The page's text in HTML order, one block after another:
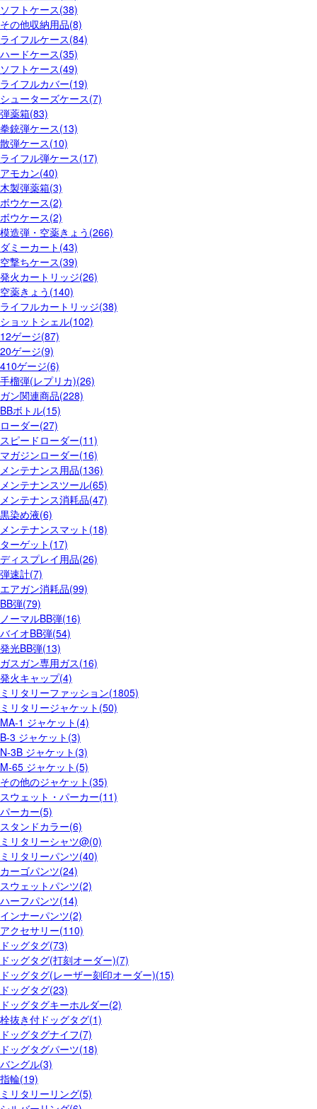
ソフトケース(38)
その他収納用品(8)
ライフルケース(84)
ハードケース(35)
ソフトケース(49)
ライフルカバー(19)
シューターズケース(7)
弾薬箱(83)
拳銃弾ケース(13)
散弾ケース(10)
ライフル弾ケース(17)
アモカン(40)
木製弾薬箱(3)
ボウケース(2)
ボウケース(2)
模造弾・空薬きょう(266)
ダミーカート(43)
空撃ちケース(39)
発火カートリッジ(26)
空薬きょう(140)
ライフルカートリッジ(38)
ショットシェル(102)
12ゲージ(87)
20ゲージ(9)
410ゲージ(6)
手榴弾(レプリカ)(26)
ガン関連商品(228)
BBボトル(15)
ローダー(27)
スピードローダー(11)
マガジンローダー(16)
メンテナンス用品(136)
メンテナンスツール(65)
メンテナンス消耗品(47)
黒染め液(6)
メンテナンスマット(18)
ターゲット(17)
ディスプレイ用品(26)
弾速計(7)
エアガン消耗品(99)
BB弾(79)
ノーマルBB弾(16)
バイオBB弾(54)
発光BB弾(13)
ガスガン専用ガス(16)
発火キャップ(4)
ミリタリーファッション(1805)
ミリタリージャケット(50)
MA-1 ジャケット(4)
B-3 ジャケット(3)
N-3B ジャケット(3)
M-65 ジャケット(5)
その他のジャケット(35)
スウェット・パーカー(11)
パーカー(5)
スタンドカラー(6)
ミリタリーシャツ@(0)
ミリタリーパンツ(40)
カーゴパンツ(24)
スウェットパンツ(2)
ハーフパンツ(14)
インナーパンツ(2)
アクセサリー(110)
ドッグタグ(73)
ドッグタグ(打刻オーダー)(7)
ドッグタグ(レーザー刻印オーダー)(15)
ドッグタグ(23)
ドッグタグキーホルダー(2)
栓抜き付ドッグタグ(1)
ドッグタグナイフ(7)
ドッグタグパーツ(18)
バングル(3)
指輪(19)
ミリタリーリング(5)